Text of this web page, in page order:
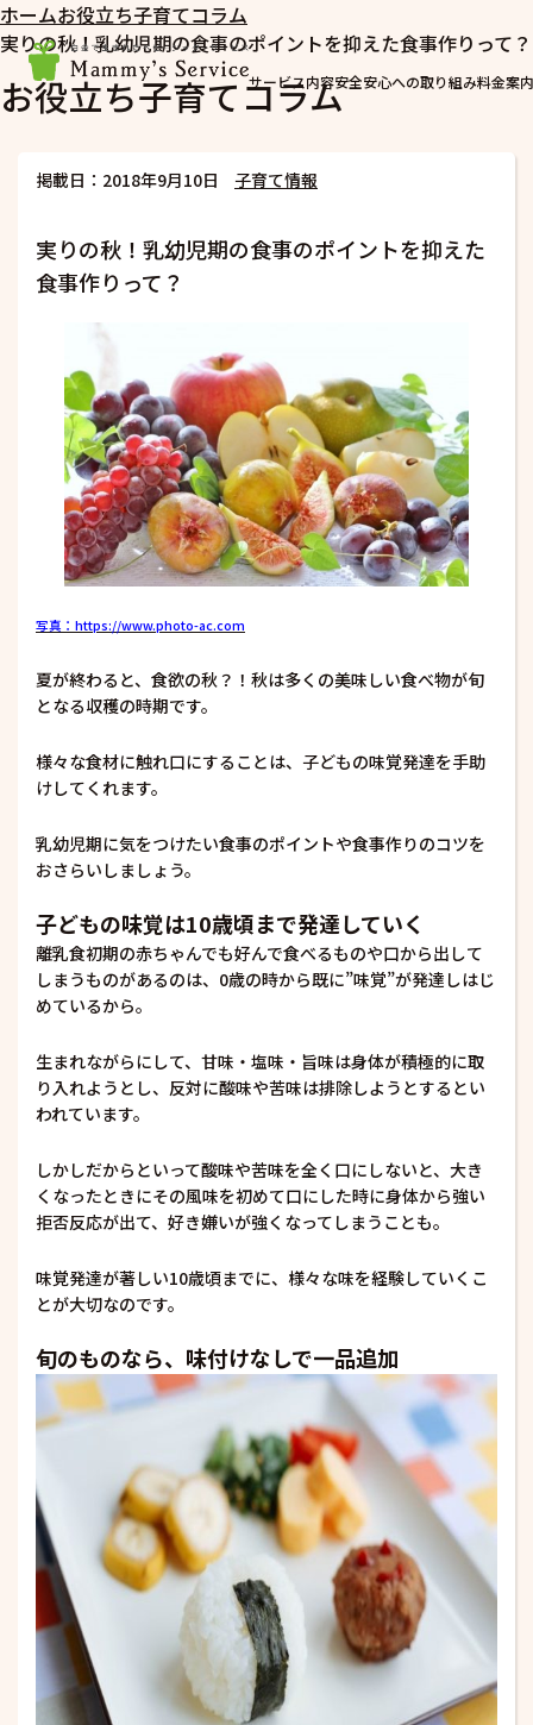
サービス内容安全安心への取り組み料金案内
ホームお役立ち子育てコラム
実りの秋！乳幼児期の食事のポイントを抑えた食事作りって？
お役立ち子育てコラム
掲載日：2018年9月10日 子育て情報
実りの秋！乳幼児期の食事のポイントを抑えた
食事作りって？
写真：https://www.photo-ac.com
夏が終わると、食欲の秋？！秋は多くの美味しい食べ物が旬
となる収穫の時期です。
様々な食材に触れ口にすることは、子どもの味覚発達を手助
けしてくれます。
乳幼児期に気をつけたい食事のポイントや食事作りのコツを
おさらいしましょう。
子どもの味覚は10歳頃まで発達していく
離乳食初期の赤ちゃんでも好んで食べるものや口から出して
しまうものがあるのは、0歳の時から既に”味覚”が発達しはじ
めているから。
生まれながらにして、甘味・塩味・旨味は身体が積極的に取
り入れようとし、反対に酸味や苦味は排除しようとするとい
われています。
しかしだからといって酸味や苦味を全く口にしないと、大き
くなったときにその風味を初めて口にした時に身体から強い
拒否反応が出て、好き嫌いが強くなってしまうことも。
味覚発達が著しい10歳頃までに、様々な味を経験していくこ
とが大切なのです。
旬のものなら、味付けなしで一品追加